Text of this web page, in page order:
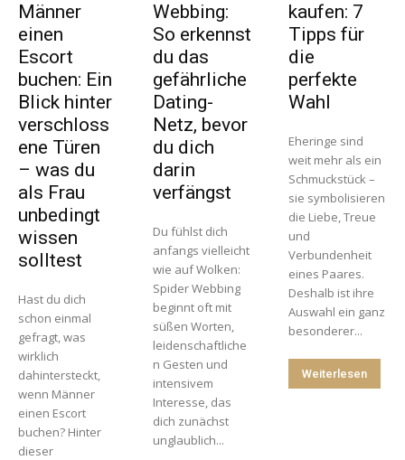
Männer
einen
Escort
buchen: Ein
Blick hinter
verschloss
ene Türen
– was du
als Frau
unbedingt
wissen
solltest
Hast du dich
schon einmal
gefragt, was
wirklich
dahintersteckt,
wenn Männer
einen Escort
buchen? Hinter
dieser
Webbing:
So erkennst
du das
gefährliche
Dating-
Netz, bevor
du dich
darin
verfängst
Du fühlst dich
anfangs vielleicht
wie auf Wolken:
Spider Webbing
beginnt oft mit
süßen Worten,
leidenschaftliche
n Gesten und
intensivem
Interesse, das
dich zunächst
unglaublich...
kaufen: 7
Tipps für
die
perfekte
Wahl
Eheringe sind
weit mehr als ein
Schmuckstück –
sie symbolisieren
die Liebe, Treue
und
Verbundenheit
eines Paares.
Deshalb ist ihre
Auswahl ein ganz
besonderer...
Weiterlesen